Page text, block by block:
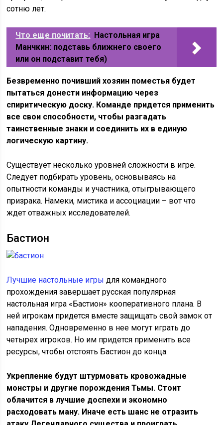
сотню лет.
Что еще почитать: Настольная игра
Манчкин: подставь ближнего своего
или он подставит тебя)
Безвременно почивший хозяин поместья будет
пытаться донести информацию через
спиритическую доску. Команде придется применить
все свои способности, чтобы разгадать
таинственные знаки и соединить их в единую
логическую картину.
Существует несколько уровней сложности в игре.
Следует подбирать уровень, основываясь на
опытности команды и участника, отыгрывающего
призрака. Намеки, мистика и ассоциации – вот что
ждет отважных исследователей.
Бастион
Лучшие настольные игры для командного
прохождения завершает русская популярная
настольная игра «Бастион» кооперативного плана. В
ней игрокам придется вместе защищать свой замок от
нападения. Одновременно в нее могут играть до
четырех игроков. Но им придется применить все
ресурсы, чтобы отстоять Бастион до конца.
Укрепление будут штурмовать кровожадные
монстры и другие порождения Тьмы. Стоит
облачится в лучшие доспехи и экономно
расходовать ману. Иначе есть шанс не отразить